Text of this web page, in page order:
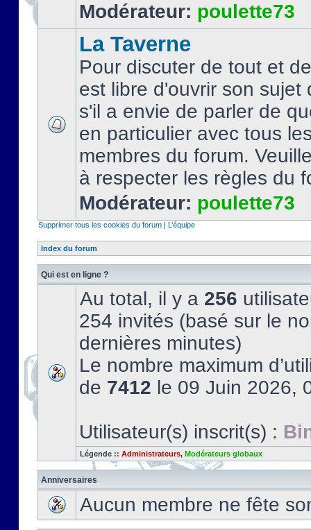
Modérateur: poulette73
La Taverne
Pour discuter de tout et
est libre d'ouvrir son sujet
s'il a envie de parler de
en particulier avec tous
membres du forum.
à respecter les règles du
Modérateur: poulette73
Supprimer tous les cookies du forum | L’équipe
Index du forum
Qui est en ligne ?
Au total, il y a 256
254 invités (basé sur le
dernières minutes)
Le nombre maximum
de 7412 le 09 Juin 2026,
Utilisateur(s) inscrit(s) :
Légende :: Administrateurs, Modérateurs globaux
Anniversaires
Aucun membre ne fête